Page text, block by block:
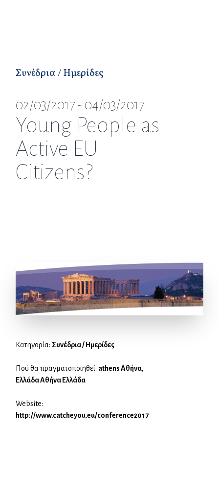
Συνέδρια / Ημερίδες
02/03/2017 - 04/03/2017
Young People as
Active EU
Citizens?
Κατηγορία: Συνέδρια / Ημερίδες
Πού θα πραγματοποιηθεί: athens Αθήνα,
Ελλάδα Αθήνα Ελλάδα
Website:
http://www.catcheyou.eu/conference2017